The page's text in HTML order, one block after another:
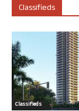
Classifieds
Classifieds